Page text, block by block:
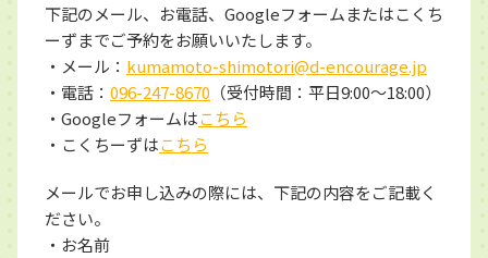
下記のメール、お電話、Googleフォームまたはこくち
ーずまでご予約をお願いいたします。
・メール： kumamoto-shimotori@d-encourage.jp
・電話： 096-247-8670 （受付時間：平日9:00～18:00）
・Googleフォームはこちら
・こくちーずはこちら
メールでお申し込みの際には、下記の内容をご記載く
ださい。
・お名前